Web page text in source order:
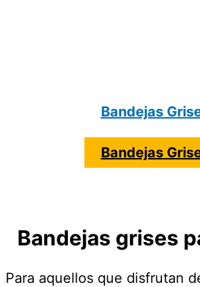
Bandejas
Bandejas
Bandejas grises
Para aquellos que disfrutan